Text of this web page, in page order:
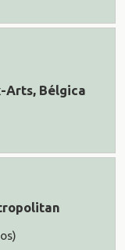
Arts, Bélgica